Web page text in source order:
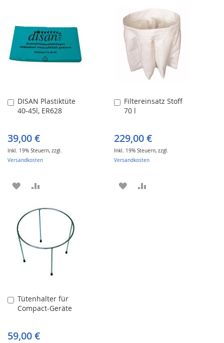
DISAN Plastiktüte
40-45l, ER628
39,00 €
Inkl. 19% Steuern, zzgl.
Versandkosten
In
den
ZUR
HINZUFÜGEN
HINZUFÜGEN
Filtereinsatz Stoff
70 l
229,00 €
Inkl. 19% Steuern,zzgl.
Versandkosten
In
den
ZUR
Tütenhalter für
Compact-Geräte
59,00 €
In
den